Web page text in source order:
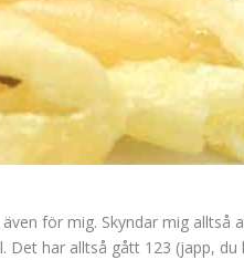
för mig. Skyndar mig
Det har alltså gått 123 (japp,